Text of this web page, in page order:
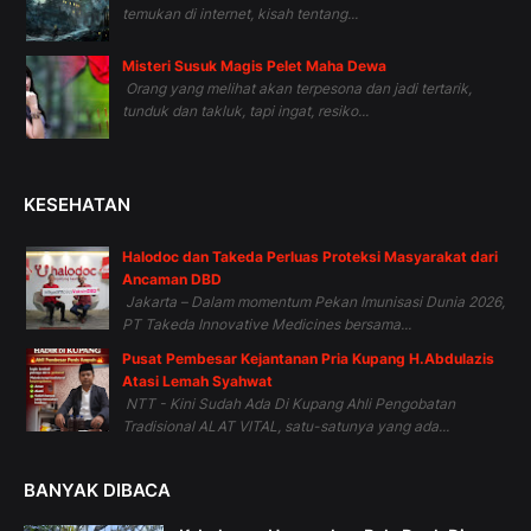
temukan di internet, kisah tentang...
Misteri Susuk Magis Pelet Maha Dewa
Orang yang melihat akan terpesona dan jadi tertarik,
tunduk dan takluk, tapi ingat, resiko...
KESEHATAN
Halodoc dan Takeda Perluas Proteksi Masyarakat dari
Ancaman DBD
Jakarta – Dalam momentum Pekan Imunisasi Dunia 2026,
PT Takeda Innovative Medicines bersama...
Pusat Pembesar Kejantanan Pria Kupang H.Abdulazis
Atasi Lemah Syahwat
NTT - Kini Sudah Ada Di Kupang Ahli Pengobatan
Tradisional ALAT VITAL, satu-satunya yang ada...
BANYAK DIBACA